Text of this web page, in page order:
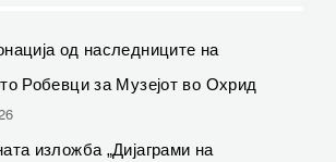
од наследниците на
Робевци за Музејот во Охрид
изложба „Дијаграми на